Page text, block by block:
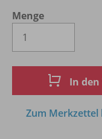
Menge
In
Zum Merkzettel